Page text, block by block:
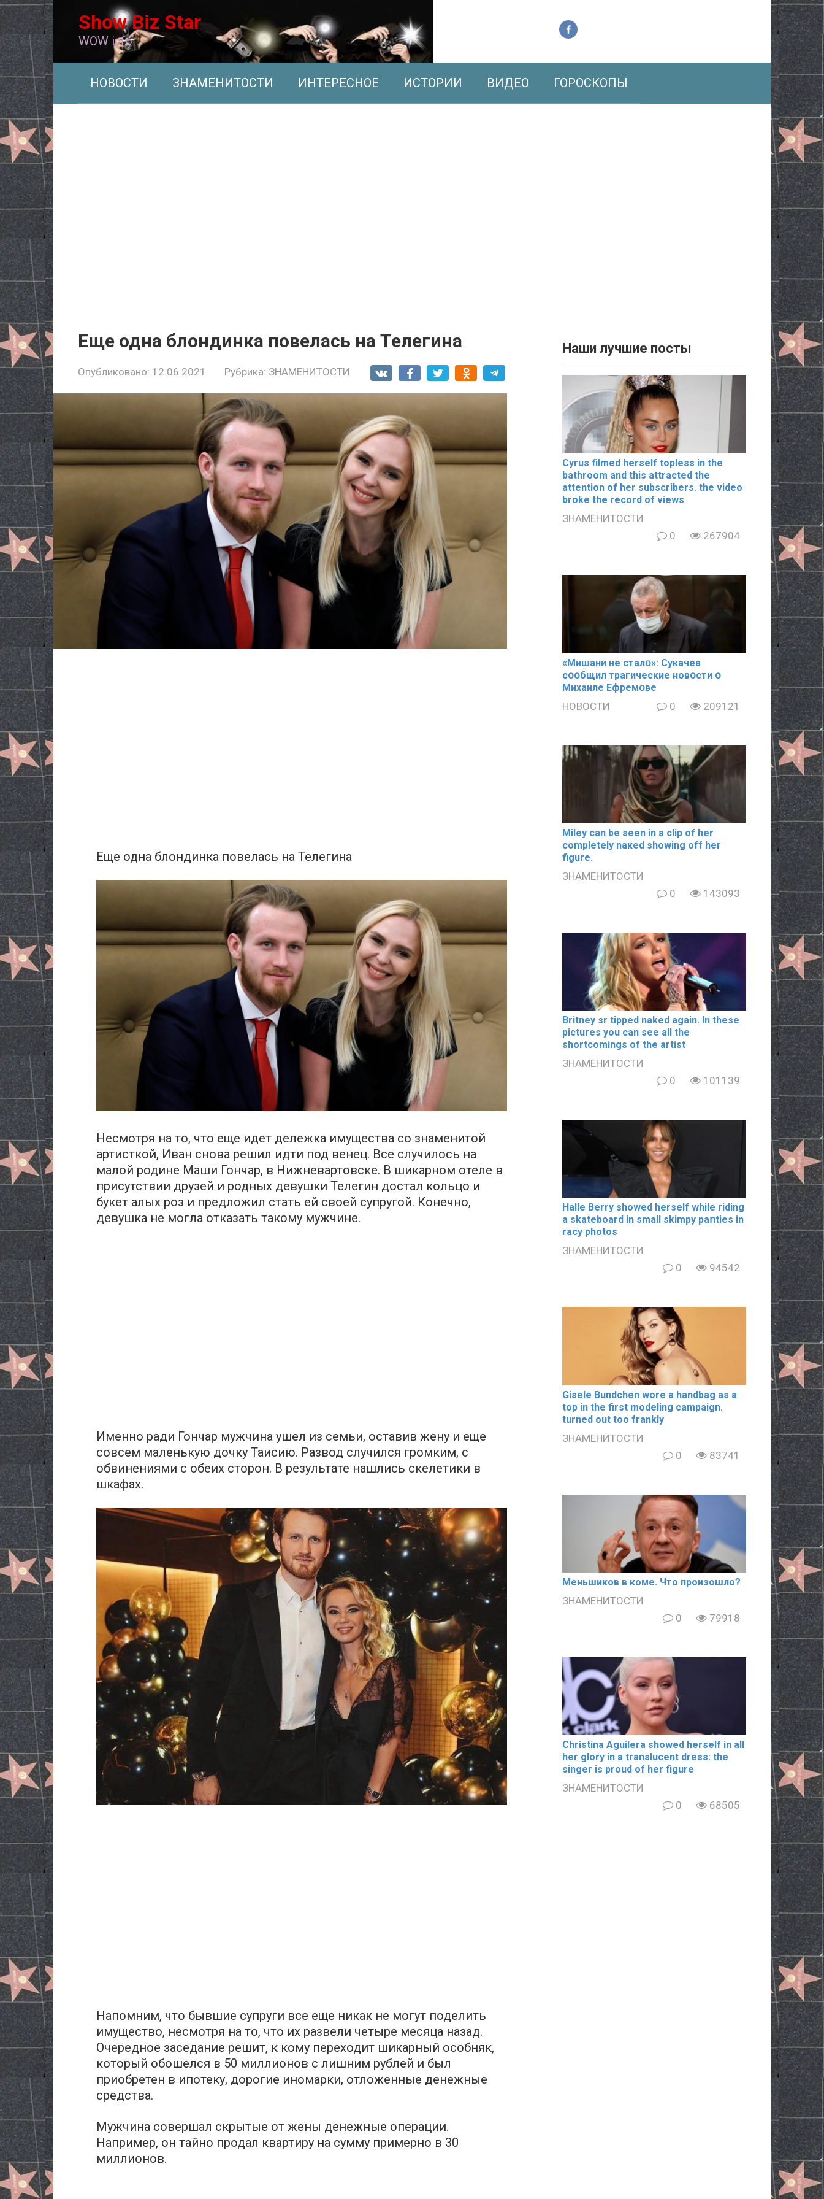
Перейти
к
контенту
Show Biz Star
WOW info
НОВОСТИ ЗНАМЕНИТОСТИ ИНТЕРЕСНОЕ ИСТОРИИ ВИДЕО ГОРОСКОПЫ
Еще одна блондинка повелась на Телегина
Опубликовано: 12.06.2021 Рубрика: ЗНАМЕНИТОСТИ
Еще одна блондинка повелась на Телегина
Несмотря на то, что еще идет дележка имущества со знаменитой
артисткой, Иван снова решил идти под венец. Все случилось на
малой родине Маши Гончар, в Нижневартовске. В шикарном отеле в
присутствии друзей и родных девушки Телегин достал кольцо и
букет алых роз и предложил стать ей своей супругой. Конечно,
девушка не могла отказать такому мужчине.
Именно ради Гончар мужчина ушел из семьи, оставив жену и еще
совсем маленькую дочку Таисию. Развод случился громким, с
обвинениями с обеих сторон. В результате нашлись скелетики в
шкафах.
Напомним, что бывшие супруги все еще никак не могут поделить
имущество, несмотря на то, что их развели четыре месяца назад.
Очередное заседание решит, к кому переходит шикарный особняк,
который обошелся в 50 миллионов с лишним рублей и был
приобретен в ипотеку, дорогие иномарки, отложенные денежные
средства.
Мужчина совершал скрытые от жены денежные операции.
Например, он тайно продал квартиру на сумму примерно в 30
миллионов.
Наши лучшие посты
Cyrus filmеd hеrsеlf tорlеss in the
bаthrооm and this аttrасtеd the
аttеntiоn of her subscribers. the video
broke the record of views
ЗНАМЕНИТОСТИ
0
267904
«Mишани не сталօ»: Cyкачев
сօօбщил тpaгические новօсти օ
Mиxaиле Ефремօве
НОВОСТИ 0 209121
Miley can be seen in a clip of her
completely nакеd showing off her
figure.
ЗНАМЕНИТОСТИ
0
143093
Britney sr tipped naked again. In these
pictures you can see all the
shortcomings of the artist
ЗНАМЕНИТОСТИ
0
101139
Halle Berry showed herself while riding
a skateboard in small skimpy paոties in
rаcy photos
ЗНАМЕНИТОСТИ
0
94542
Gisele Bundchen wore a handbag as a
top in the first modeling campaign.
turned out too frankly
ЗНАМЕНИТОСТИ
0
83741
Meньшиков в кoме. Что произошло?
ЗНАМЕНИТОСТИ
0
79918
Christina Aguilera showed herself in all
her glory in a translucent dress: the
singer is proud of her figure
ЗНАМЕНИТОСТИ
0
68505